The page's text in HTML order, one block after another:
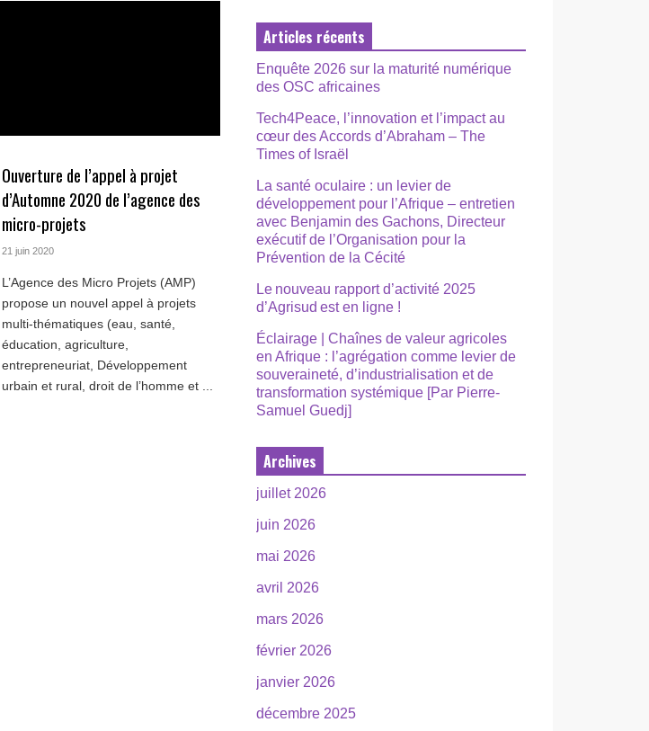
Ouverture de l’appel à projet
d’Automne 2020 de l’agence des
micro-projets
21 juin 2020
L’Agence des Micro Projets (AMP)
propose un nouvel appel à projets
multi-thématiques (eau, santé,
éducation, agriculture,
entrepreneuriat, Développement
urbain et rural, droit de l’homme et ...
Articles récents
Enquête 2026 sur la maturité numérique
des OSC africaines
Tech4Peace, l’innovation et l’impact au
cœur des Accords d’Abraham – The
Times of Israël
La santé oculaire : un levier de
développement pour l’Afrique – entretien
avec Benjamin des Gachons, Directeur
exécutif de l’Organisation pour la
Prévention de la Cécité
Le nouveau rapport d’activité 2025
d’Agrisud est en ligne !
Éclairage | Chaînes de valeur agricoles
en Afrique : l’agrégation comme levier de
souveraineté, d’industrialisation et de
transformation systémique [Par Pierre-
Samuel Guedj]
Archives
juillet 2026
juin 2026
mai 2026
avril 2026
mars 2026
février 2026
janvier 2026
décembre 2025